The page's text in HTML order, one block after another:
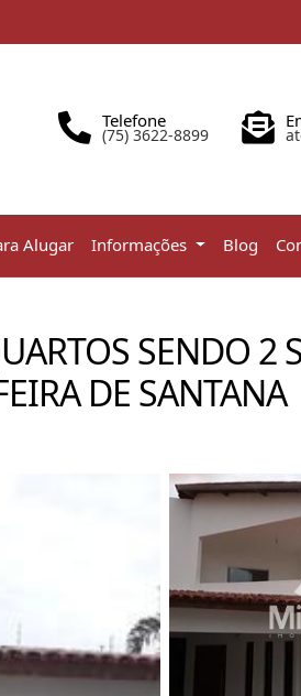
Telefone
(75) 3622-8899
Alugar Informações Blog
SENDO 2
DE SANTANA